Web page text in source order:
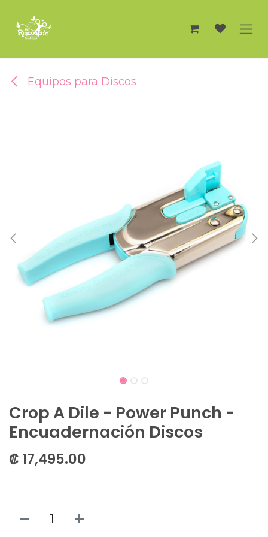
Equipos para Discos
Crop A Dile - Power Punch -
Encuadernación Discos
₡ 17,495.00